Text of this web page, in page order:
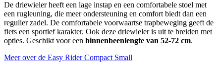
De driewieler heeft een lage instap en een comfortabele stoel met
een rugleuning, die meer ondersteuning en comfort biedt dan een
regulier zadel. De comfortabele voorwaartse trapbeweging geeft de
fiets een sportief karakter. Ook deze driewieler is uit te breiden met
opties. Geschikt voor een binnenbeenlengte van 52-72 cm.
Meer over de Easy Rider Compact Small